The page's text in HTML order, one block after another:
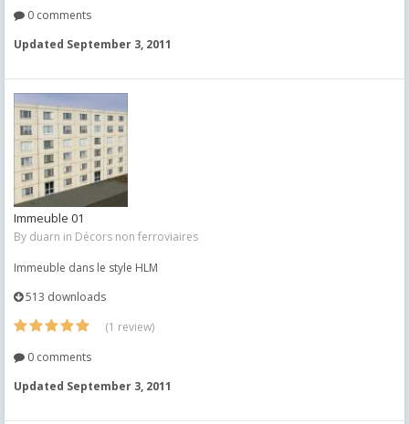
0 comments
Updated September 3, 2011
Immeuble 01
By duarn in Décors non ferroviaires
Immeuble dans le style HLM
513 downloads
(1 review)
0 comments
Updated September 3, 2011